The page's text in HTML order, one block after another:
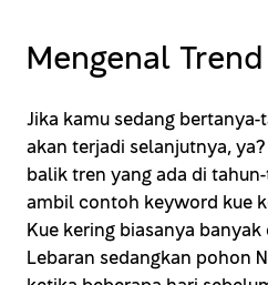
Mengenal
Jika kamu sedang
akan terjadi selanjutnya,
balik tren yang ada di
ambil contoh keyword kue
Kue kering biasanya
Lebaran sedangkan pohon